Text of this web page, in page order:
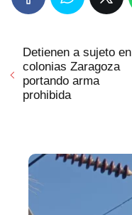
Detienen a sujeto en
colonias Zaragoza
portando arma
prohibida